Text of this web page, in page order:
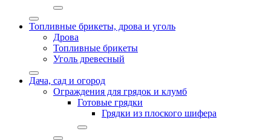
Топливные брикеты, дрова и уголь
Дрова
Топливные брикеты
Уголь древесный
Дача, сад и огород
Ограждения для грядок и клумб
Готовые грядки
Грядки из плоского шифера